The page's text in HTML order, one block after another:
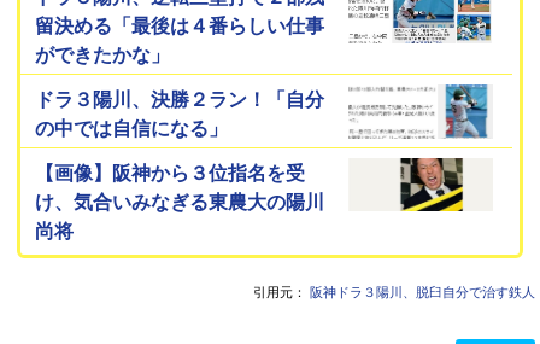
留決める「最後は４番らしい仕事
ができたかな」
ドラ３陽川、決勝２ラン！「自分
の中では自信になる」
【画像】阪神から３位指名を受
け、気合いみなぎる東農大の陽川
尚将
引用元： 阪神ドラ３陽川、脱臼自分で治す鉄人